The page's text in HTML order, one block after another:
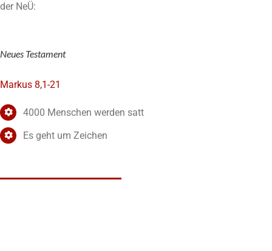
der NeÜ:
Neues Testament
Markus 8,1-21
4000 Menschen werden satt
Es geht um Zeichen